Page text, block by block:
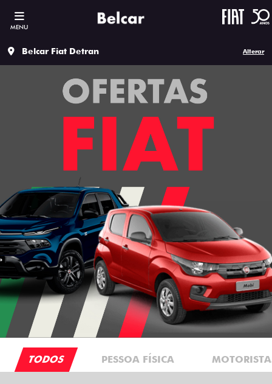
MENU
Belcar Fiat Detran Alterar
TODOS PESSOA FÍSICA